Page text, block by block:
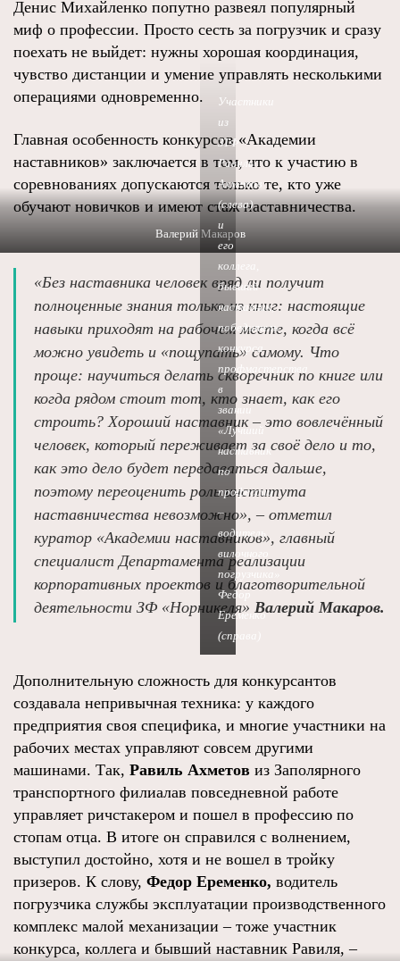
Денис Михайленко попутно развеял популярный
миф о профессии. Просто сесть за погрузчик и сразу
поехать не выйдет: нужны хорошая координация,
чувство дистанции и умение управлять несколькими
операциями одновременно.
Главная особенность конкурсов «Академии
наставников» заключается в том, что к участию в
соревнованиях допускаются только те, кто уже
обучают новичков и имеют стаж наставничества.
Валерий Макаров
«Без наставника человек вряд ли получит
полноценные знания только из книг: настоящие
навыки приходят на рабочем месте, когда всё
можно увидеть и «пощупать» самому. Что
проще: научиться делать скворечник по книге или
когда рядом стоит тот, кто знает, как его
строить? Хороший наставник – это вовлечённый
человек, который переживает за своё дело и то,
как это дело будет передаваться дальше,
поэтому переоценить роль института
наставничества невозможно», – отметил
куратор «Академии наставников», главный
специалист Департамента реализации
корпоративных проектов и благотворительной
деятельности ЗФ «Норникеля» Валерий Макаров.
Участники
из
ЗТФ
Равиль
Ахметов
(слева)
и
его
коллега,
бывший
наставник,
победитель
конкурса
профмастерства
в
звании
«Лучший
наставник
по
профессии
–
водитель
вилочного
погрузчика»
Федор
Еременко
(справа)
Дополнительную сложность для конкурсантов
создавала непривычная техника: у каждого
предприятия своя специфика, и многие участники на
рабочих местах управляют совсем другими
машинами. Так, Равиль Ахметов из Заполярного
транспортного филиалав повседневной работе
управляет ричстакером и пошел в профессию по
стопам отца. В итоге он справился с волнением,
выступил достойно, хотя и не вошел в тройку
призеров. К слову, Федор Еременко, водитель
погрузчика службы эксплуатации производственного
комплекс малой механизации – тоже участник
конкурса, коллега и бывший наставник Равиля, –